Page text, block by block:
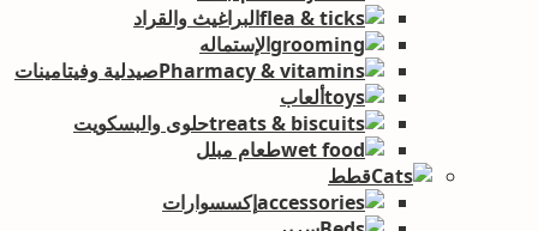
البراغيث والقراد
الإستماله
صيدلية وفيتامينات
ألعاب
حلوى والبسكويت
طعام مبلل
قطط
إكسسوارات